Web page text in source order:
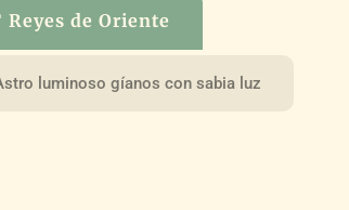
Reyes de Oriente
luminoso gíanos con sabia luz